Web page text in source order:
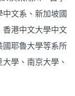
文系、新加坡國
港中文大學中文
耶魯大學等系所
學、南京大學、